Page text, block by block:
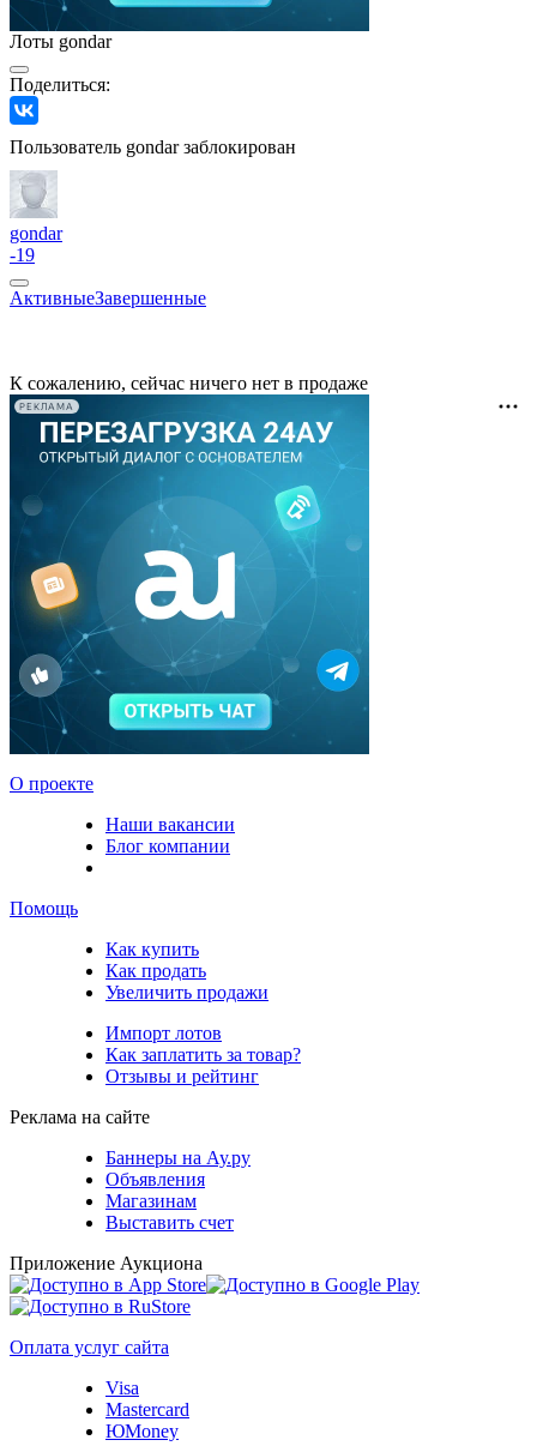
Лоты gondar
Поделиться:
Пользователь gondar заблокирован
gondar
-19
АктивныеЗавершенные
К сожалению, сейчас ничего нет в продаже
РЕКЛАМА
О проекте
Наши вакансии
Блог компании
Помощь
Как купить
Как продать
Увеличить продажи
Импорт лотов
Как заплатить за товар?
Отзывы и рейтинг
Реклама на сайте
Баннеры на Ау.ру
Объявления
Магазинам
Выставить счет
Приложение Аукциона
Оплата услуг сайта
Visa
Mastercard
ЮMoney